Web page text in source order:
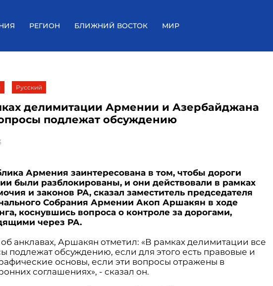
РЕГИОН БЛИЖНИЙ ВОСТОК МИР
Русский
делимитации Армении и Азербайджана
подлежат обсуждению
Армения заинтересована в том, чтобы дороги
были разблокированы, и они действовали в рамках
и законов РА, сказал заместитель председателя
Собрания Армении Акоп Аршакян в ходе
коснувшись вопроса о контроле за дорогами,
через РА.
об анклавах, Аршакян отметил: «В рамках делимитации все
подлежат обсуждению, если для этого есть правовые и
основы, если эти вопросы отражены в
соглашениях», - сказал он.